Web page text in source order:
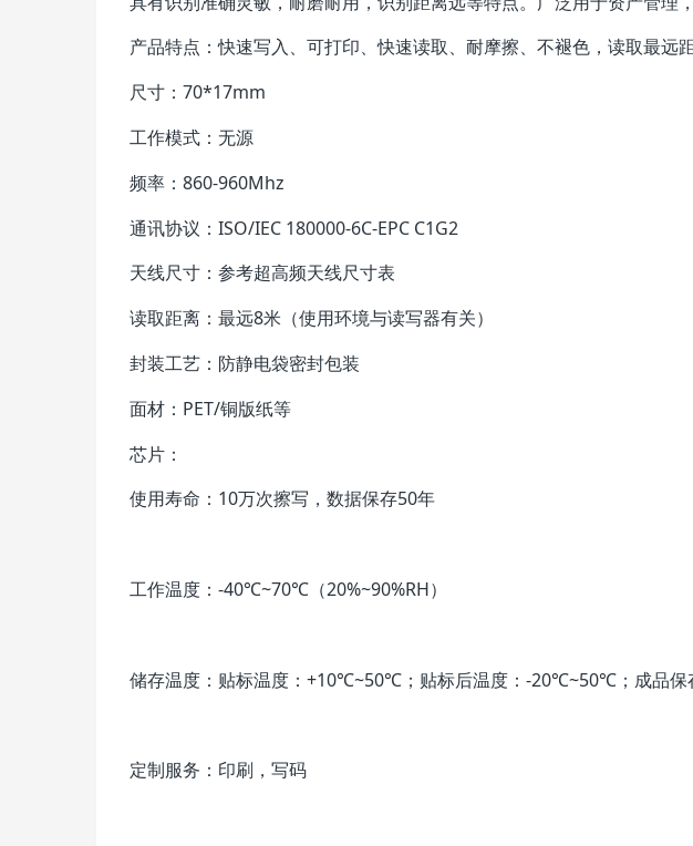
产品特点：快速写入、可打印、快速读取、耐摩擦、不褪色，读取最远距
尺寸：70*17mm
工作模式：无源
频率：860-960Mhz
通讯协议：ISO/IEC 180000-6C-EPC C1G2
天线尺寸：参考超高频天线尺寸表
读取距离：最远8米（使用环境与读写器有关）
封装工艺：防静电袋密封包装
面材：PET/铜版纸等
芯片：
使用寿命：10万次擦写，数据保存50年
工作温度：-40℃~70℃（20%~90%RH）
储存温度：贴标温度：+10℃~50℃；贴标后温度：-20℃~50℃；成品
定制服务：印刷，写码